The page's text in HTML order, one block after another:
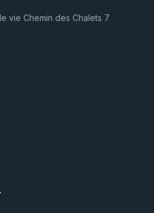
vie Chemin des Chalets 7